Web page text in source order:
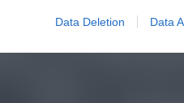
Data Deletion Data